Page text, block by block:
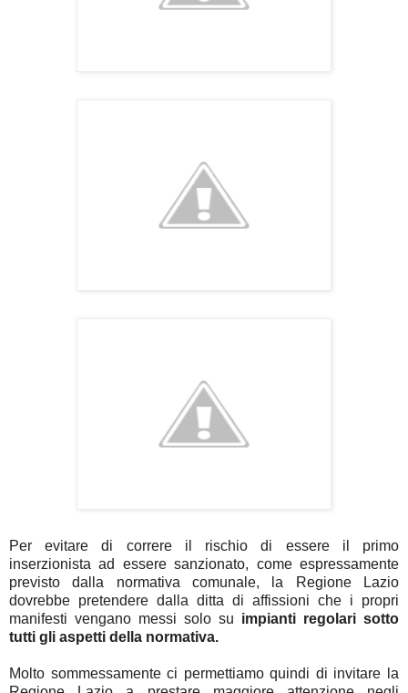
Per evitare di correre il rischio di essere il primo
inserzionista ad essere sanzionato, come espressamente
previsto dalla normativa comunale, la Regione Lazio
dovrebbe pretendere dalla ditta di affissioni che i propri
manifesti vengano messi solo su impianti regolari sotto
tutti gli aspetti della normativa.
Molto sommessamente ci permettiamo quindi di invitare la